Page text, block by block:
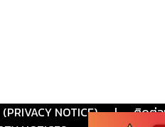
NOTICE) |
ติดต่อ